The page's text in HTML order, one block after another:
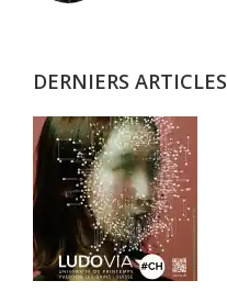
DERNIERS ARTICLES